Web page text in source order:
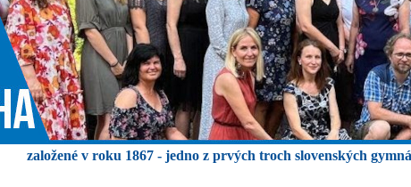
založené v roku 1867 - jedno z prvých troch slovenských